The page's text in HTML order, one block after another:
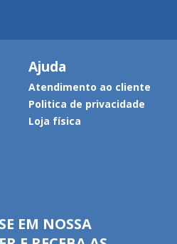
Ajuda
Atendimento ao cliente
Politica de privacidade
Loja física
EM NOSSA